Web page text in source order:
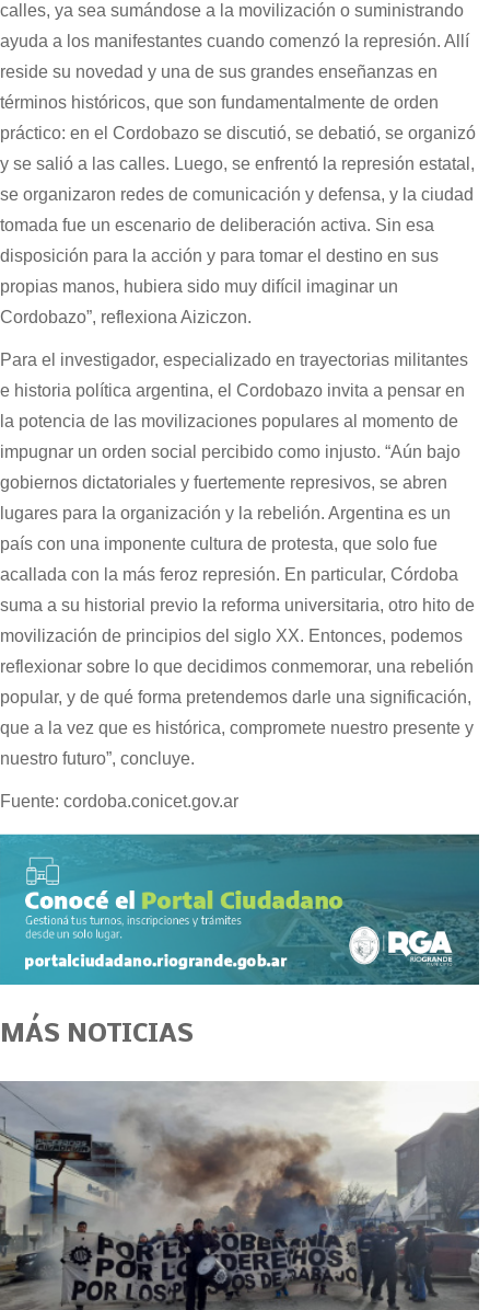
calles, ya sea sumándose a la movilización o suministrando
ayuda a los manifestantes cuando comenzó la represión. Allí
reside su novedad y una de sus grandes enseñanzas en
términos históricos, que son fundamentalmente de orden
práctico: en el Cordobazo se discutió, se debatió, se organizó
y se salió a las calles. Luego, se enfrentó la represión estatal,
se organizaron redes de comunicación y defensa, y la ciudad
tomada fue un escenario de deliberación activa. Sin esa
disposición para la acción y para tomar el destino en sus
propias manos, hubiera sido muy difícil imaginar un
Cordobazo”, reflexiona Aiziczon.
Para el investigador, especializado en trayectorias militantes
e historia política argentina, el Cordobazo invita a pensar en
la potencia de las movilizaciones populares al momento de
impugnar un orden social percibido como injusto. “Aún bajo
gobiernos dictatoriales y fuertemente represivos, se abren
lugares para la organización y la rebelión. Argentina es un
país con una imponente cultura de protesta, que solo fue
acallada con la más feroz represión. En particular, Córdoba
suma a su historial previo la reforma universitaria, otro hito de
movilización de principios del siglo XX. Entonces, podemos
reflexionar sobre lo que decidimos conmemorar, una rebelión
popular, y de qué forma pretendemos darle una significación,
que a la vez que es histórica, compromete nuestro presente y
nuestro futuro”, concluye.
Fuente: cordoba.conicet.gov.ar
MÁS NOTICIAS